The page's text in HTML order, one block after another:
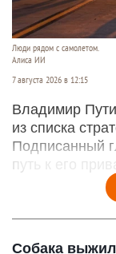
Люди рядом с самолетом.
Алиса ИИ
7 августа 2026 в 12:15
Владимир
из списка
Подписанный
путь к его
Собака